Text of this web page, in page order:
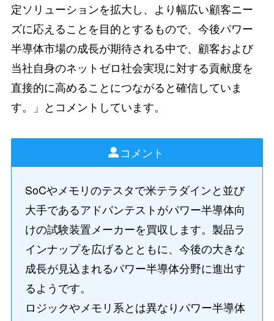
定ソリューションを拡大し、より幅広い顧客ニー
ズに応えることを目的とするもので、今後パワー
半導体市場の成長が期待される中で、顧客および
当社自身のネットゼロ社会実現に対する貢献度を
直接的に高めることにつながると確信していま
す。」とコメントしています。
コメント
SoCやメモリのテスタで米テラダインと並び
大手であるアドバンテストがパワー半導体向
けの試験装置メーカーを買収します。製品ラ
インナップを広げるとともに、今後の大きな
成長が見込まれるパワー半導体分野に進出す
るようです。
ロジックやメモリ系とは異なりパワー半導体